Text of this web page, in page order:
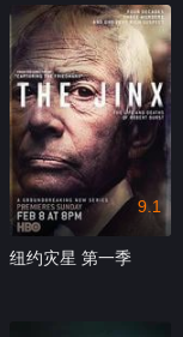
9.1
纽约灾星 第一季